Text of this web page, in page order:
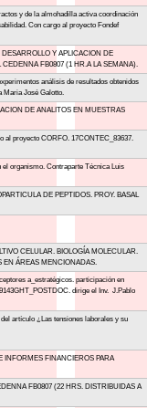
y de la almohadilla activa coordinación
Con cargo al proyecto Fondef
Y APLICACION DE
FB0807 (1 HR.A LA SEMANA).
análisis de resultados obtenidos
Maria José Galotto.
DE ANALITOS EN MUESTRAS
al proyecto CORFO. 17CONTEC_83637.
el organismo. Contraparte Técnica Luis
DE PEPTIDOS. PROY. BASAL
CELULAR. BIOLOGÍA MOLECULAR.
EN ÁREAS MENCIONADAS.
a_estratégicos. participación en
dirige el Inv. J.Pablo
artículo ¿Las tensiones laborales y su
INFORMES FINANCIEROS PARA
FB0807 (22 HRS. DISTRIBUIDAS A